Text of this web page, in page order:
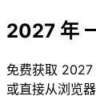
2027 年
免费获取 2027
或直接从浏览